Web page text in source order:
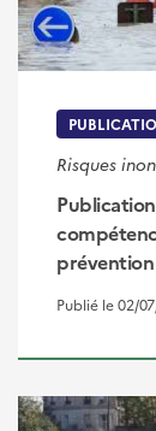
Risques
prévention
Publié le 02/